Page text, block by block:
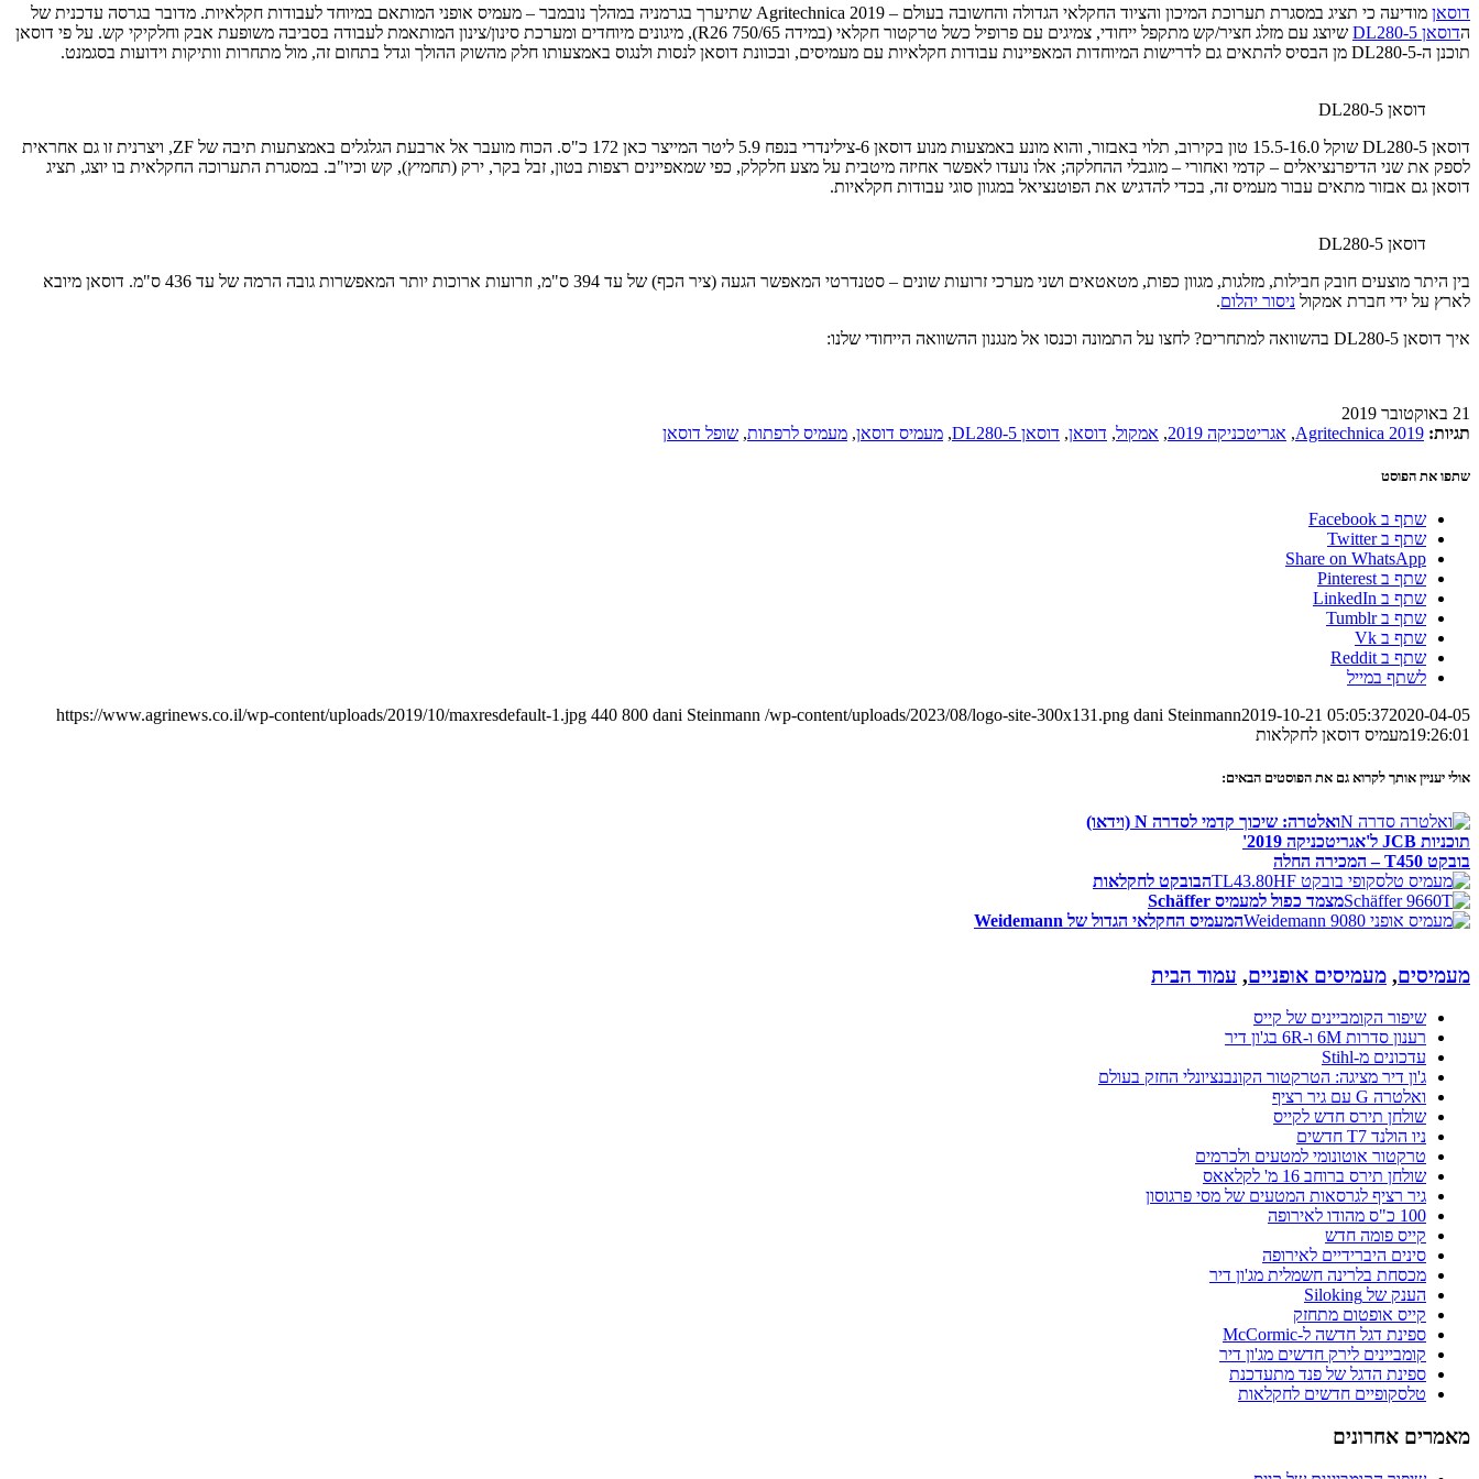
דוסאן
מודיעה כי תציג במסגרת תערוכת המיכון והציוד החקלאי הגדולה והחשובה בעולם – Agritechnica 2019 שתיערך בגרמניה במהלך נובמבר – מעמיס אופני המותאם במיוחד לעבודות חקלאיות. מדובר בגרסה עדכנית של
הדוסאן DL280-5
שיוצג עם מזלג חציר/קש מתקפל ייחודי, צמיגים עם פרופיל כשל טרקטור חקלאי (במידה 750/65 R26), מיגונים מיוחדים ומערכת סינון/צינון המותאמת לעבודה בסביבה משופעת אבק וחלקיקי קש. על פי דוסאן
תוכנן ה-DL280-5 מן הבסיס להתאים גם לדרישות המיוחדות המאפיינות עבודות חקלאיות עם מעמיסים, ובכוונת דוסאן לנסות ולנגוס באמצעותו חלק מהשוק ההולך וגדל בתחום זה, מול מתחרות וותיקות וידועות בסגמנט.
דוסאן DL280-5
דוסאן DL280-5 שוקל 15.5-16.0 טון בקירוב, תלוי באבזור, והוא מונע באמצעות מנוע דוסאן 6-צילינדרי בנפח 5.9 ליטר המייצר כאן 172 כ"ס. הכוח מועבר אל ארבעת הגלגלים באמצתעות תיבה של ZF, ויצרנית זו גם אחראית
לספק את שני הדיפרנציאלים – קדמי ואחורי – מוגבלי ההחלקה; אלו נועדו לאפשר אחיזה מיטבית על מצע חלקלק, כפי שמאפיינים רצפות בטון, זבל בקר, ירק (תחמיץ), קש וכיו"ב. במסגרת התערוכה החקלאית בו יוצג, תציג
דוסאן גם אבזור מתאים עבור מעמיס זה, בכדי להדגיש את הפוטנציאל במגוון סוגי עבודות חקלאיות.
דוסאן DL280-5
בין היתר מוצעים חובק חבילות, מזלגות, מגוון כפות, מטאטאים ושני מערכי זרועות שונים – סטנדרטי המאפשר הגעה (ציר הכף) של עד 394 ס"מ, וזרועות ארוכות יותר המאפשרות גובה הרמה של עד 436 ס"מ. דוסאן מיובא
לארץ על ידי חברת אמקול ניסור יהלום.
איך דוסאן DL280-5 בהשוואה למתחרים? לחצו על התמונה וכנסו אל מנגנון ההשוואה הייחודי שלנו:
21 באוקטובר 2019
תגיות: Agritechnica 2019
, אגריטכניקה 2019 , אמקול, דוסאן, דוסאן DL280-5 , מעמיס דוסאן, מעמיס לרפתות, שופל דוסאן
שתפו את הפוסט
שתף ב Facebook
שתף ב Twitter
Share on WhatsApp
שתף ב Pinterest
שתף ב LinkedIn
שתף ב Tumblr
שתף ב Vk
שתף ב Reddit
לשתף במייל
https://www.agrinews.co.il/wp-content/uploads/2019/10/maxresdefault-1.jpg 440 800 dani Steinmann /wp-content/uploads/2023/08/logo-site-300x131.png dani Steinmann2019-10-21 05:05:372020-04-05
19:26:01מעמיס דוסאן לחקלאות
אולי יעניין אותך לקרוא גם את הפוסטים הבאים:
ואלטרה: שיכוך קדמי לסדרה N (וידאו)
תוכניות JCB ל'אגריטכניקה 2019'
בובקט T450 – המכירה החלה
הבובקט לחקלאות
מצמד כפול למעמיס Schäffer
המעמיס החקלאי הגדול של Weidemann
מעמיסים, מעמיסים אופניים, עמוד הבית
שיפור הקומביינים של קייס
רענון סדרות 6M ו-6R בג'ון דיר
עדכונים מ-Stihl
ג'ון דיר מציגה: הטרקטור הקונבנציונלי החזק בעולם
ואלטרה G עם גיר רציף
שולחן תירס חדש לקייס
ניו הולנד T7 חדשים
טרקטור אוטונומי למטעים ולכרמים
שולחן תירס ברוחב 16 מ' לקלאאס
גיר רציף לגרסאות המטעים של מסי פרגוסון
100 כ"ס מהודו לאירופה
קייס פומה חדש
סינים היברידיים לאירופה
מכסחת בלרינה חשמלית מג'ון דיר
הענק של Siloking
קייס אופטום מתחזק
ספינת דגל חדשה ל-McCormic
קומביינים לירק חדשים מג'ון דיר
ספינת הדגל של פנד מתעדכנת
טלסקופיים חדשים לחקלאות
מאמרים אחרונים